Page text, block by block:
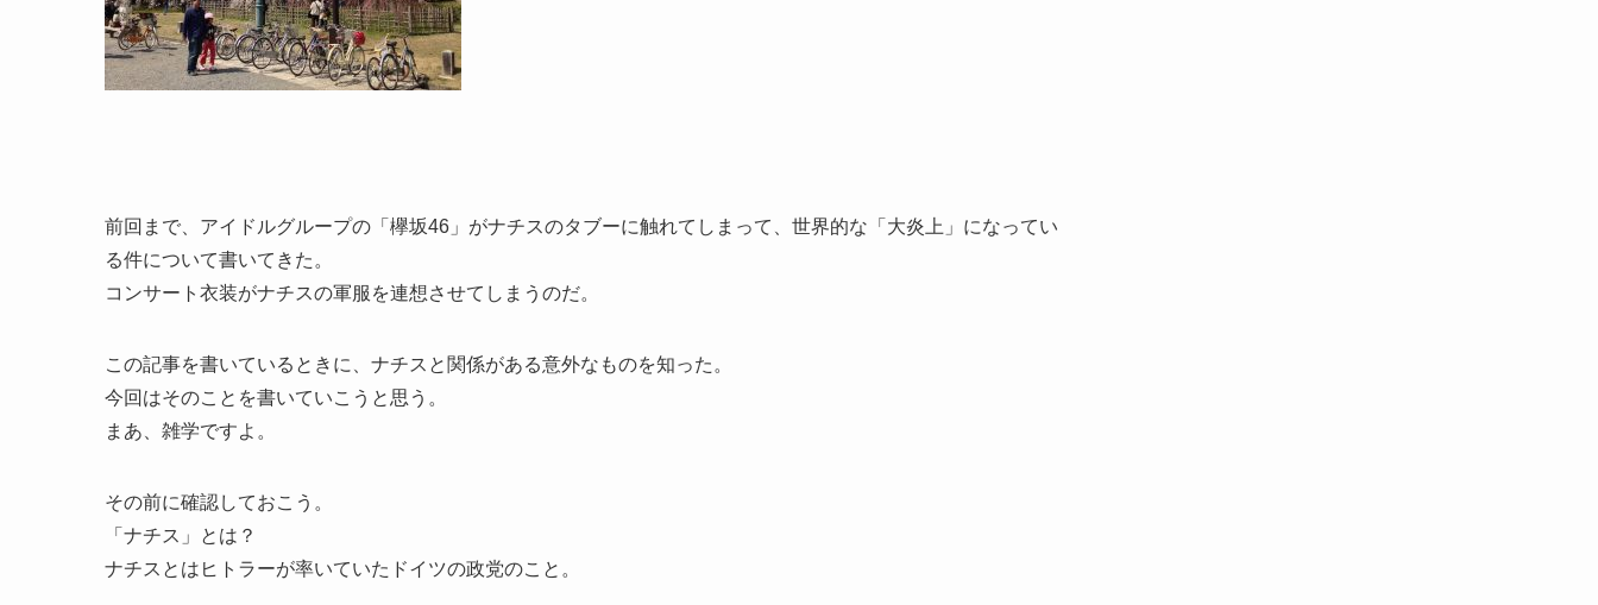
前回まで、アイドルグループの「欅坂46」がナチスのタブーに触れてしまって、世界的な「大炎上」になってい
る件について書いてきた。
コンサート衣装がナチスの軍服を連想させてしまうのだ。
この記事を書いているときに、ナチスと関係がある意外なものを知った。
今回はそのことを書いていこうと思う。
まあ、雑学ですよ。
その前に確認しておこう。
「ナチス」とは？
ナチスとはヒトラーが率いていたドイツの政党のこと。